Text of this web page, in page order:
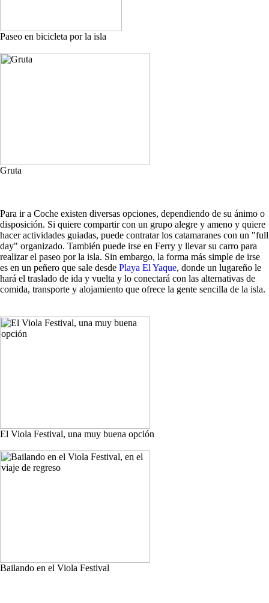
Paseo en bicicleta por la isla
Gruta
Para ir a Coche existen diversas opciones, dependiendo de su ánimo o
disposición. Si quiere compartir con un grupo alegre y ameno y quiere
hacer actividades guiadas, puede contratar los catamaranes con un "full
day" organizado. También puede irse en Ferry y llevar su carro para
realizar el paseo por la isla. Sin embargo, la forma más simple de irse
es en un peñero que sale desde Playa El Yaque, donde un lugareño le
hará el traslado de ida y vuelta y lo conectará con las alternativas de
comida, transporte y alojamiento que ofrece la gente sencilla de la isla.
El Viola Festival, una muy buena opción
Bailando en el Viola Festival